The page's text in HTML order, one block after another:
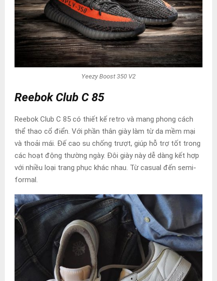
Yeezy Boost 350 V2
Reebok Club C 85
Reebok Club C 85 có thiết kế retro và mang phong cách
thể thao cổ điển. Với phần thân giày làm từ da mềm mại
và thoải mái. Đế cao su chống trượt, giúp hỗ trợ tốt trong
các hoạt động thường ngày. Đôi giày này dễ dàng kết hợp
với nhiều loại trang phục khác nhau. Từ casual đến semi-
formal.